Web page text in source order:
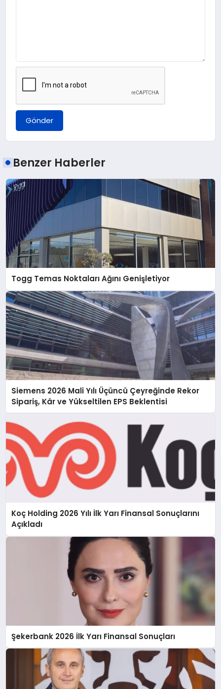
Gönder
Benzer Haberler
Togg Temas Noktaları Ağını Genişletiyor
Siemens 2026 Mali Yılı Üçüncü Çeyreğinde Rekor
Sipariş, Kâr ve Yükseltilen EPS Beklentisi
Koç Holding 2026 Yılı İlk Yarı Finansal Sonuçlarını
Açıkladı
Şekerbank 2026 İlk Yarı Finansal Sonuçları